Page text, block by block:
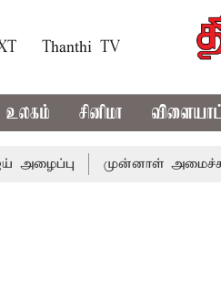
Thanthi TV
உலகம் சினிமா
முன்னாள் அமைச்சர்